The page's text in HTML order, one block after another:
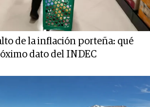
de la inflación porteña: qué
dato del INDEC